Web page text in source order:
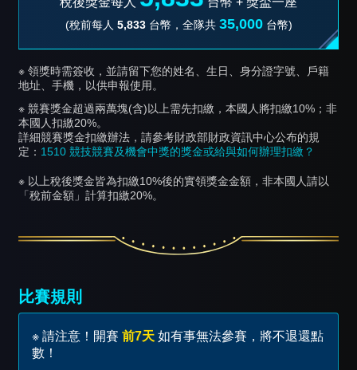
(稅前每人 5,833台幣，全隊共 35,000台幣)
※ 領獎時需簽收，並請留下您的姓名、生日、身分證字號、戶籍
地址、手機，以供申報使用。
※ 競賽獎金超過兩萬塊(含)以上需先扣繳，本國人將扣繳10%；非
本國人扣繳20%。
詳細競賽獎金扣繳辦法，請參考財政部財政資訊中心公布的規
定： 1510 競技競賽及機會中獎的獎金或給與如何辦理扣繳？
※ 以上稅後獎金皆為扣繳10%後的實領獎金金額，非本國人請以
「稅前金額」計算扣繳20%。
比賽規則
※ 請注意！開賽 前7天 如有事無法參賽，將不退還點
數！